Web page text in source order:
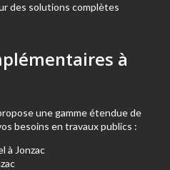
des solutions complètes
à
une gamme étendue de
besoins en travaux publics :
à Jonzac